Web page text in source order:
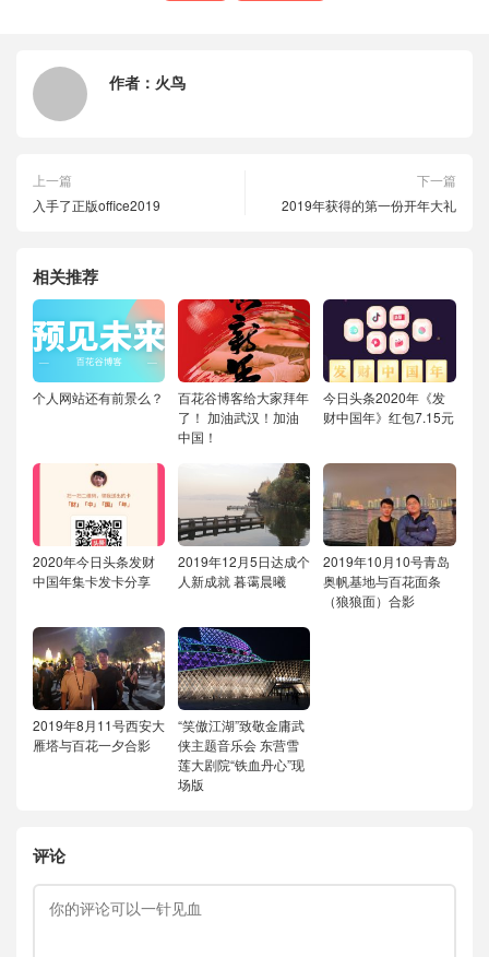
作者： 火鸟
上一篇
入手了正版office2019
下一篇
2019年获得的第一份开年大礼
相关推荐
个人网站还有前景么？
百花谷博客给大家拜年
了！加油武汉！加油
中国！
今日头条2020年《发
财中国年》红包7.15元
2020年今日头条发财
中国年集卡发卡分享
2019年12月5日达成个
人新成就暮霭晨曦
2019年10月10号青岛
奥帆基地与百花面条
（狼狼面）合影
2019年8月11号西安大
雁塔与百花一夕合影
“笑傲江湖”致敬金庸武
侠主题音乐会 东营雪
莲大剧院“铁血丹心”现
场版
评论